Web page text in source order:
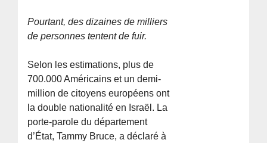
Pourtant, des dizaines de milliers
de personnes tentent de fuir.
Selon les estimations, plus de
700.000 Américains et un demi-
million de citoyens européens ont
la double nationalité en Israël. La
porte-parole du département
d’État, Tammy Bruce, a déclaré à